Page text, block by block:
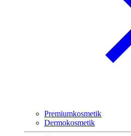
Premiumkosmetik
Dermokosmetik